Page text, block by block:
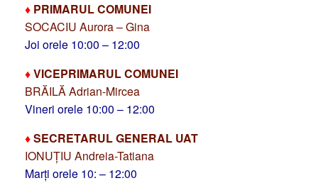
♦ PRIMARUL COMUNEI
SOCACIU Aurora – Gina
Joi orele 10:00 – 12:00
♦VICEPRIMARUL COMUNEI
BRĂILĂ Adrian-Mircea
Vineri orele 10:00 – 12:00
♦SECRETARUL GENERAL UAT
IONUȚIU Andreia-Tatiana
Marți orele 10: – 12:00